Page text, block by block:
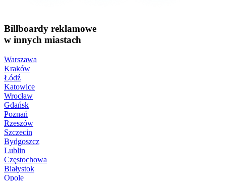
Billboardy reklamowe
w innych miastach
Warszawa
Kraków
Łódź
Katowice
Wrocław
Gdańsk
Poznań
Rzeszów
Szczecin
Bydgoszcz
Lublin
Częstochowa
Białystok
Opole